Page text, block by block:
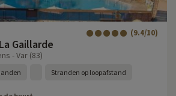
Gaillarde
(9.4/10)
- Var (83)
Stranden op loopafstand